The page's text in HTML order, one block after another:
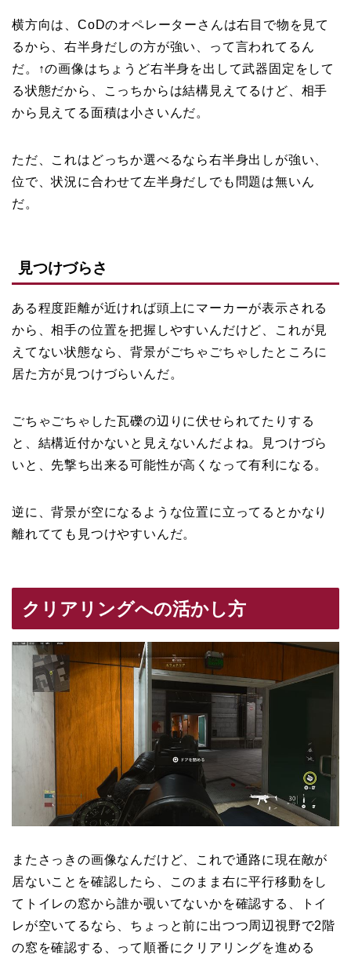
横方向は、CoDのオペレーターさんは右目で物を見て
るから、右半身だしの方が強い、って言われてるん
だ。↑の画像はちょうど右半身を出して武器固定をして
る状態だから、こっちからは結構見えてるけど、相手
から見えてる面積は小さいんだ。
ただ、これはどっちか選べるなら右半身出しが強い、
位で、状況に合わせて左半身だしでも問題は無いん
だ。
見つけづらさ
ある程度距離が近ければ頭上にマーカーが表示される
から、相手の位置を把握しやすいんだけど、これが見
えてない状態なら、背景がごちゃごちゃしたところに
居た方が見つけづらいんだ。
ごちゃごちゃした瓦礫の辺りに伏せられてたりする
と、結構近付かないと見えないんだよね。見つけづら
いと、先撃ち出来る可能性が高くなって有利になる。
逆に、背景が空になるような位置に立ってるとかなり
離れてても見つけやすいんだ。
クリアリングへの活かし方
またさっきの画像なんだけど、これで通路に現在敵が
居ないことを確認したら、このまま右に平行移動をし
てトイレの窓から誰か覗いてないかを確認する、トイ
レが空いてるなら、ちょっと前に出つつ周辺視野で2階
の窓を確認する、って順番にクリアリングを進める